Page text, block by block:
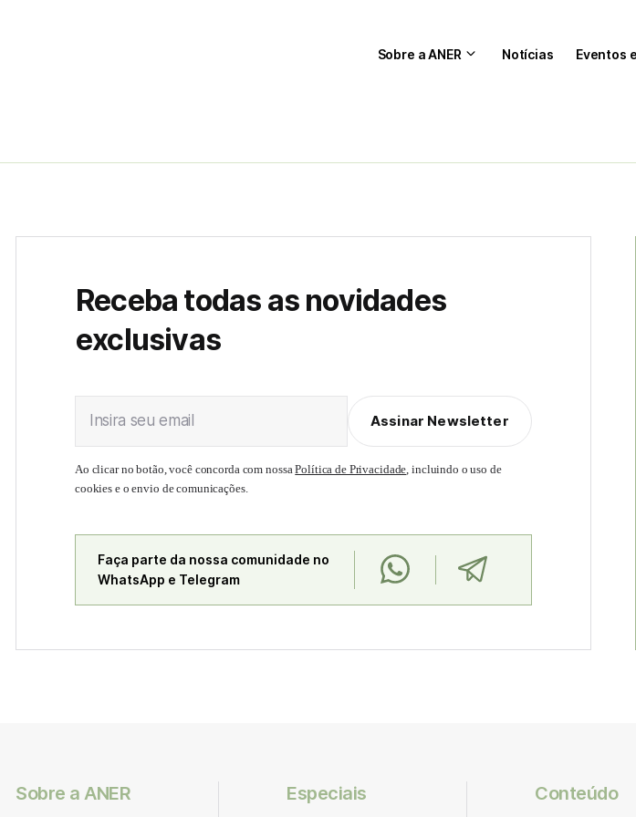
Sobre a ANER Notícias Eventos
Receba todas as novidades
exclusivas
Insira seu email Assinar Newsletter
Ao clicar no botão, você concorda com nossaPolítica de Privacidade, incluindo o uso de
cookies e o envio de comunicações.
Faça parte da nossa comunidade no
WhatsApp e Telegram
Sobre a ANER Especiais Conteúdo